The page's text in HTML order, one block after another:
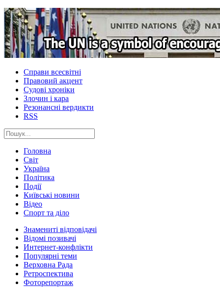
Справи всесвітні
Правовий акцент
Судові хроніки
Злочин і кара
Резонансні вердикти
RSS
Головна
Світ
Україна
Політика
Події
Київські новини
Відео
Спорт та діло
Знамениті відповідачі
Відомі позивачі
Интернет-конфлікти
Популярні теми
Верховна Рада
Ретроспектива
Фоторепортаж